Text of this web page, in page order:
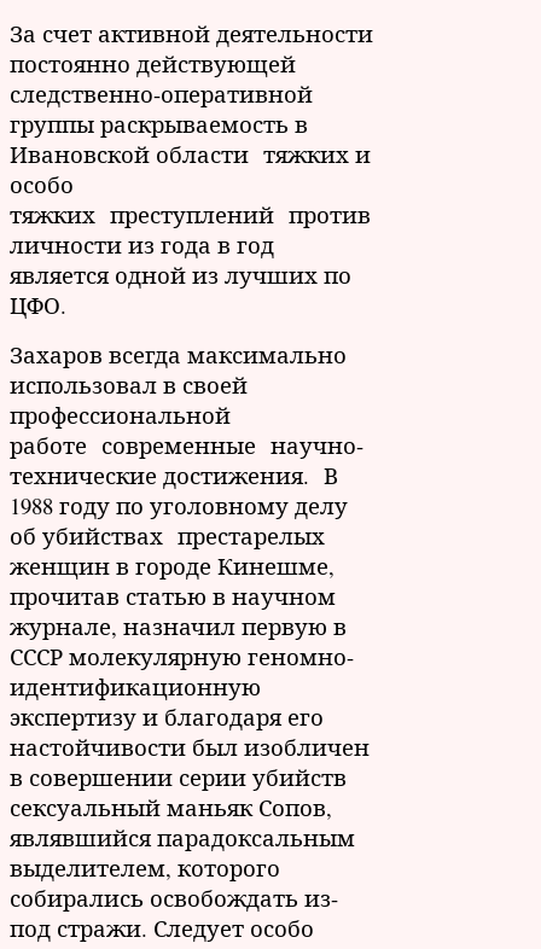
За счет активной деятельности
постоянно действующей
следственно-оперативной
группы раскрываемость в
Ивановской области тяжких и
особо
тяжких преступлений против
личности из года в год
является одной из лучших по
ЦФО.
Захаров всегда максимально
использовал в своей
профессиональной
работе современные научно-
технические достижения. В
1988 году по уголовному делу
об убийствах престарелых
женщин в городе Кинешме,
прочитав статью в научном
журнале, назначил первую в
СССР молекулярную геномно-
идентификационную
экспертизу и благодаря его
настойчивости был изобличен
в совершении серии убийств
сексуальный маньяк Сопов,
являвшийся парадоксальным
выделителем, которого
собирались освобождать из-
под стражи. Следует особо